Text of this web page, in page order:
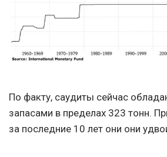
По факту, саудиты сейчас
запасами в пределах 323 тонн.
за последние 10 лет они они